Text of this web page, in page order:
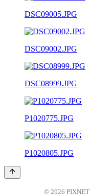
DSC09005.JPG
DSC09002.JPG
DSC08999.JPG
P1020775.JPG
P1020805.JPG
© 2026 PIXNET